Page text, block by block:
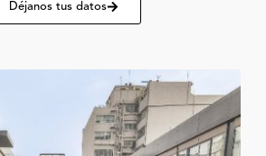
Déjanos tus datos